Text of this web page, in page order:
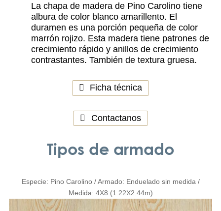
La chapa de madera de Pino Carolino tiene
albura de color blanco amarillento. El
duramen es una porción pequeña de color
marrón rojizo. Esta madera tiene patrones de
crecimiento rápido y anillos de crecimiento
contrastantes. También de textura gruesa.
Ficha técnica
Contactanos
Tipos de armado
Especie: Pino Carolino / Armado: Enduelado sin medida /
Medida: 4X8 (1.22X2.44m)